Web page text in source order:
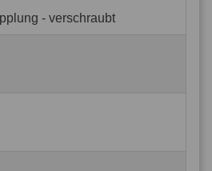
- verschraubt